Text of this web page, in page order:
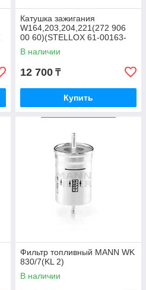
Катушка зажигания
W164,203,204,221(272 906
00 60)(STELLOX 61-00163-
SX)
В наличии
12 700 ₸
Купить
Фильтр топливный MANN WK
830/7(KL 2)
В наличии